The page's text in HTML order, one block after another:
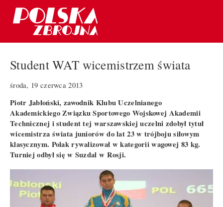
Student WAT wicemistrzem świata
środa, 19 czerwca 2013
Piotr Jabłoński, zawodnik Klubu Uczelnianego
Akademickiego Związku Sportowego Wojskowej Akademii
Technicznej i student tej warszawskiej uczelni zdobył tytuł
wicemistrza świata juniorów do lat 23 w trójboju siłowym
klasycznym. Polak rywalizował w kategorii wagowej 83 kg.
Turniej odbył się w Suzdal w Rosji.